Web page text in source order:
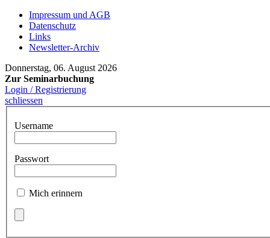
Impressum und AGB
Datenschutz
Links
Newsletter-Archiv
Donnerstag, 06. August 2026
Zur Seminarbuchung
Login / Registrierung
schliessen
Username
Passwort
Mich erinnern